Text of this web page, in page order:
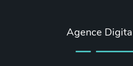
Agence